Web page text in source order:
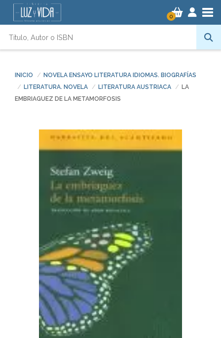
0
INICIO
NOVELA ENSAYO LITERATURA IDIOMAS. BIOGRAFÍAS
LITERATURA. NOVELA
LITERATURA AUSTRIACA
LA
EMBRIAGUEZ DE LA METAMORFOSIS